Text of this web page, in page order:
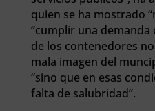
quien se ha mostrado
“cumplir una demanda
de los contenedores
mala imagen del
“sino que en esas
falta de salubridad”.